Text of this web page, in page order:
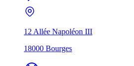
12 Allée Napoléon III
18000 Bourges